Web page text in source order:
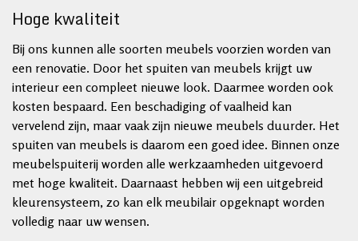
Hoge kwaliteit
Bij ons kunnen alle soorten meubels voorzien worden van
een renovatie. Door het spuiten van meubels krijgt uw
interieur een compleet nieuwe look. Daarmee worden ook
kosten bespaard. Een beschadiging of vaalheid kan
vervelend zijn, maar vaak zijn nieuwe meubels duurder. Het
spuiten van meubels is daarom een goed idee. Binnen onze
meubelspuiterij worden alle werkzaamheden uitgevoerd
met hoge kwaliteit. Daarnaast hebben wij een uitgebreid
kleurensysteem, zo kan elk meubilair opgeknapt worden
volledig naar uw wensen.